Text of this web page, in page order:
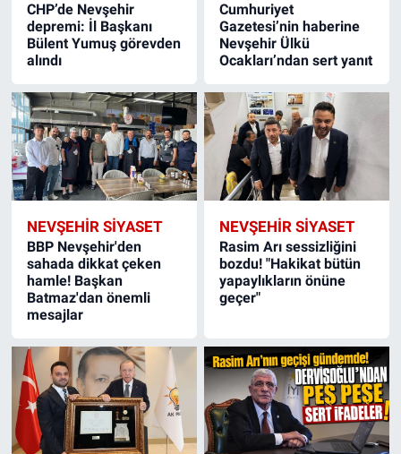
CHP’de Nevşehir
depremi: İl Başkanı
Bülent Yumuş görevden
alındı
Cumhuriyet
Gazetesi’nin haberine
Nevşehir Ülkü
Ocakları’ndan sert yanıt
NEVŞEHIR SIYASET
BBP Nevşehir'den
sahada dikkat çeken
hamle! Başkan
Batmaz'dan önemli
mesajlar
NEVŞEHIR SIYASET
Rasim Arı sessizliğini
bozdu! "Hakikat bütün
yapaylıkların önüne
geçer"